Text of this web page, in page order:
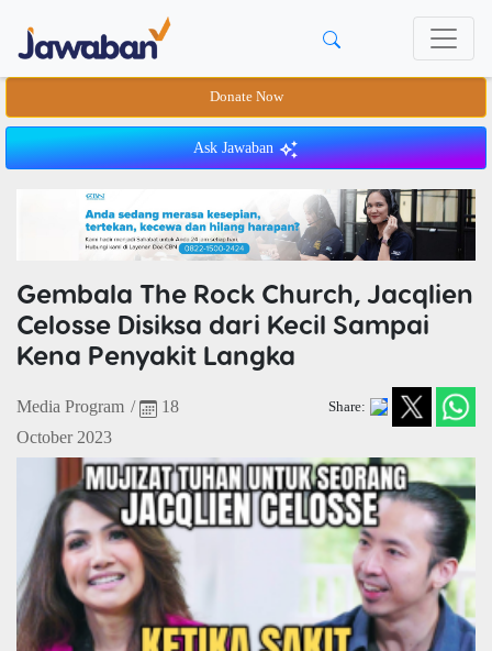
Donate Now
Ask Jawaban
Gembala The Rock Church, Jacqlien
Celosse Disiksa dari Kecil Sampai
Kena Penyakit Langka
Media Program /
18
October 2023
Share: